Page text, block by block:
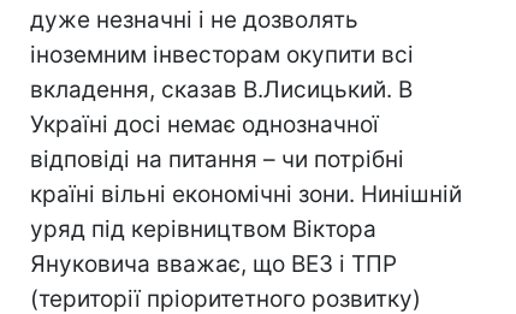
дуже незначні і не дозволять
іноземним інвесторам окупити всі
вкладення, сказав В.Лисицький. В
Україні досі немає однозначної
відповіді на питання – чи потрібні
країні вільні економічні зони. Нинішній
уряд під керівництвом Віктора
Януковича вважає, що ВЕЗ і ТПР
(території пріоритетного розвитку)